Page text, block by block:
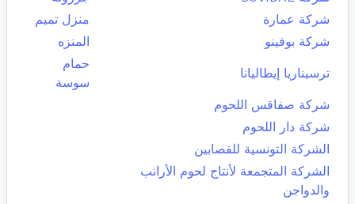
شركة عمارة
منزل تميم
شركة بوفينو
المنزه
ترسيناريا إيطاليانا
حمام
سوسة
شركة صفاقس اللحوم
شركة دار اللحوم
الشركة التونسية للقصابين
الشركة المتجمعة لأنتاج لحوم الأرانب
والدواجن